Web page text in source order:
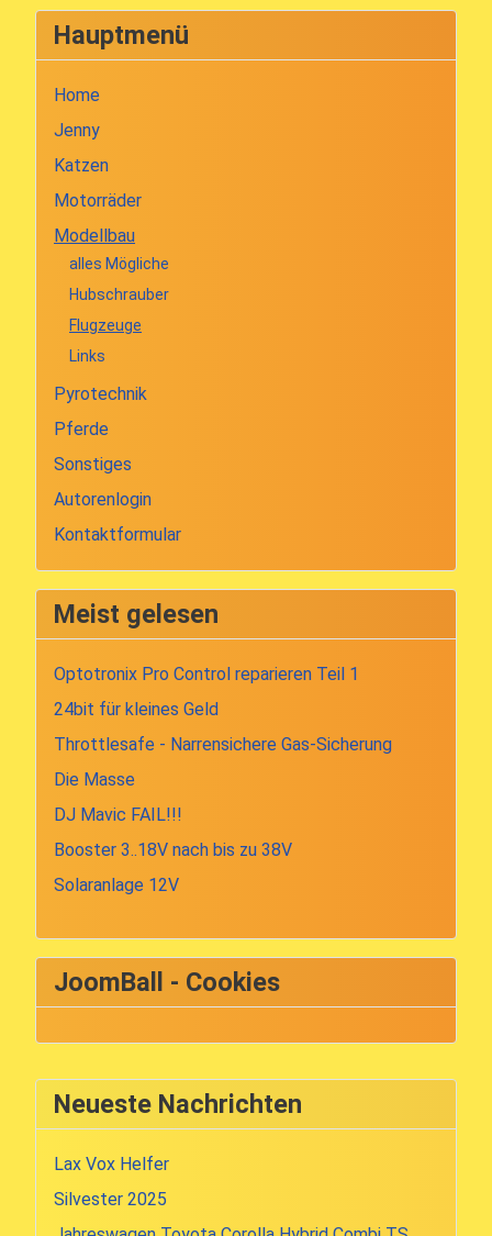
Neueste Nachrichten
Lax Vox Helfer
Silvester 2025
Hauptmenü
Home
Jenny
Katzen
Motorräder
Modellbau
alles Mögliche
Hubschrauber
Flugzeuge
Links
Pyrotechnik
Pferde
Sonstiges
Autorenlogin
Kontaktformular
Meist gelesen
Optotronix Pro Control reparieren Teil 1
24bit für kleines Geld
Throttlesafe - Narrensichere Gas-Sicherung
Die Masse
DJ Mavic FAIL!!!
Booster 3..18V nach bis zu 38V
Solaranlage 12V
JoomBall - Cookies